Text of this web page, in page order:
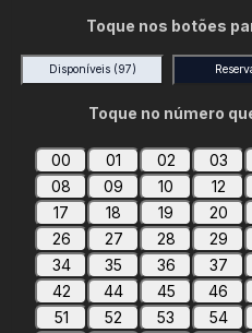
Toque nos botões
Disponíveis (97)
Toque no número
00 01 02 03
08
09 10 12
17
18 19 20
26
27 28 29
34
35 36 37
42
44 45 46
51
52 53 54